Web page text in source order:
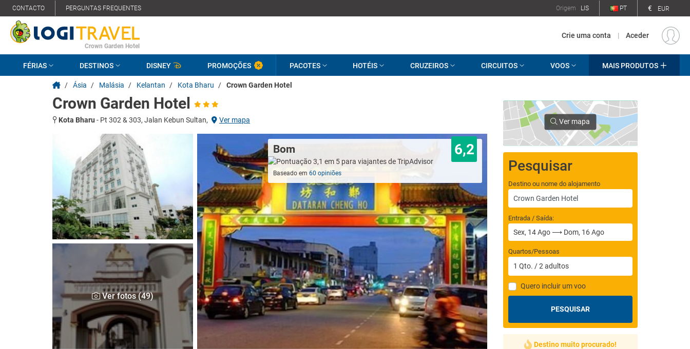
CONTACTO PERGUNTAS FREQUENTES Origem LIS PT € EUR
Crown Garden Hotel
Crie uma conta | Aceder
FÉRIAS DESTINOS DISNEY PROMOÇÕES PACOTES HOTÉIS CRUZEIROS CIRCUITOS VOOS MAIS PRODUTOS
/ Ásia / Malásia / Kelantan / Kota Bharu / Crown Garden Hotel
Crown Garden Hotel
Kota Bharu - Pt 302 & 303, Jalan Kebun Sultan, Ver mapa
Ver fotos (49)
Bom 6,2
Baseado em60 opiniões
Ver mapa
Pesquisar
Destino ou nome do alojamento
Entrada / Saída:
Quartos/Pessoas
1 Qto. /2 adultos
Quero incluir um voo
PESQUISAR
Destino muito procurado!